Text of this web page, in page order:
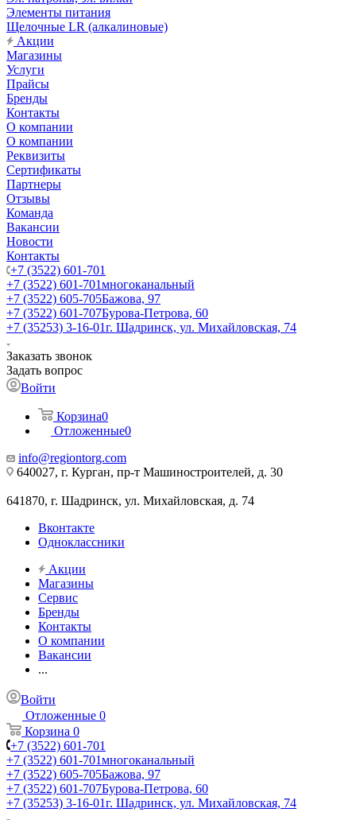
Элементы питания
Щелочные LR (алкалиновые)
Акции
Магазины
Услуги
Прайсы
Бренды
Контакты
О компании
О компании
Реквизиты
Сертификаты
Партнеры
Отзывы
Команда
Вакансии
Новости
Контакты
+7 (3522) 601-701
+7 (3522) 601-701многоканальный
+7 (3522) 605-705Бажова, 97
+7 (3522) 601-707Бурова-Петрова, 60
+7 (35253) 3-16-01г. Шадринск, ул. Михайловская, 74
Заказать звонок
Задать вопрос
Войти
Корзина0
Отложенные0
info@regiontorg.com
640027, г. Курган, пр-т Машиностроителей, д. 30
641870, г. Шадринск, ул. Михайловская, д. 74
Вконтакте
Одноклассники
Акции
Магазины
Сервис
Бренды
Контакты
О компании
Вакансии
...
Войти
Отложенные 0
Корзина 0
+7 (3522) 601-701
+7 (3522) 601-701многоканальный
+7 (3522) 605-705Бажова, 97
+7 (3522) 601-707Бурова-Петрова, 60
+7 (35253) 3-16-01г. Шадринск, ул. Михайловская, 74